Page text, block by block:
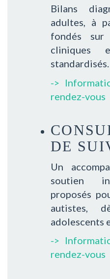
Bilans
adultes, à
fondés sur
cliniques
standardisés.
->
rendez-vous
DE
Un
soutien
proposés
autistes,
adolescents
->
rendez-vous